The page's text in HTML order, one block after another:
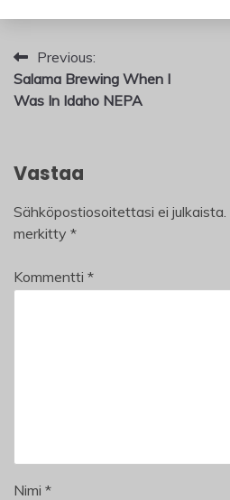
Artikkelien
selaus
Previous:
Salama Brewing When I
Was In Idaho NEPA
Vastaa
Sähköpostiosoitettasi ei julkaista.
merkitty *
Kommentti *
Nimi *